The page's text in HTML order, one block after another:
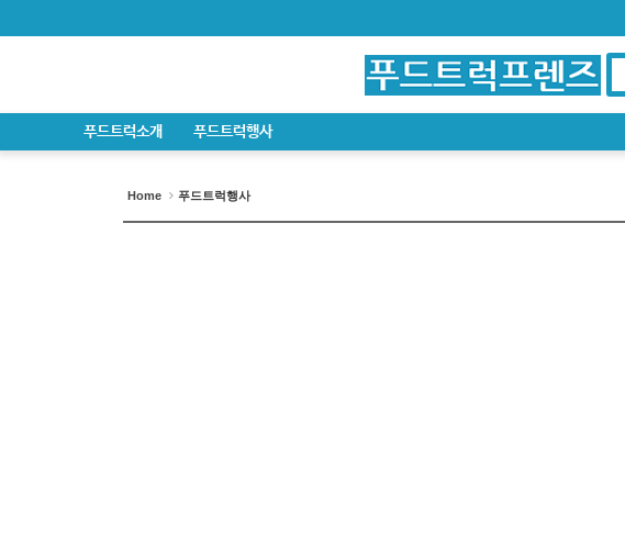
푸드트럭소개 푸드트럭행사
Home 푸드트럭행사